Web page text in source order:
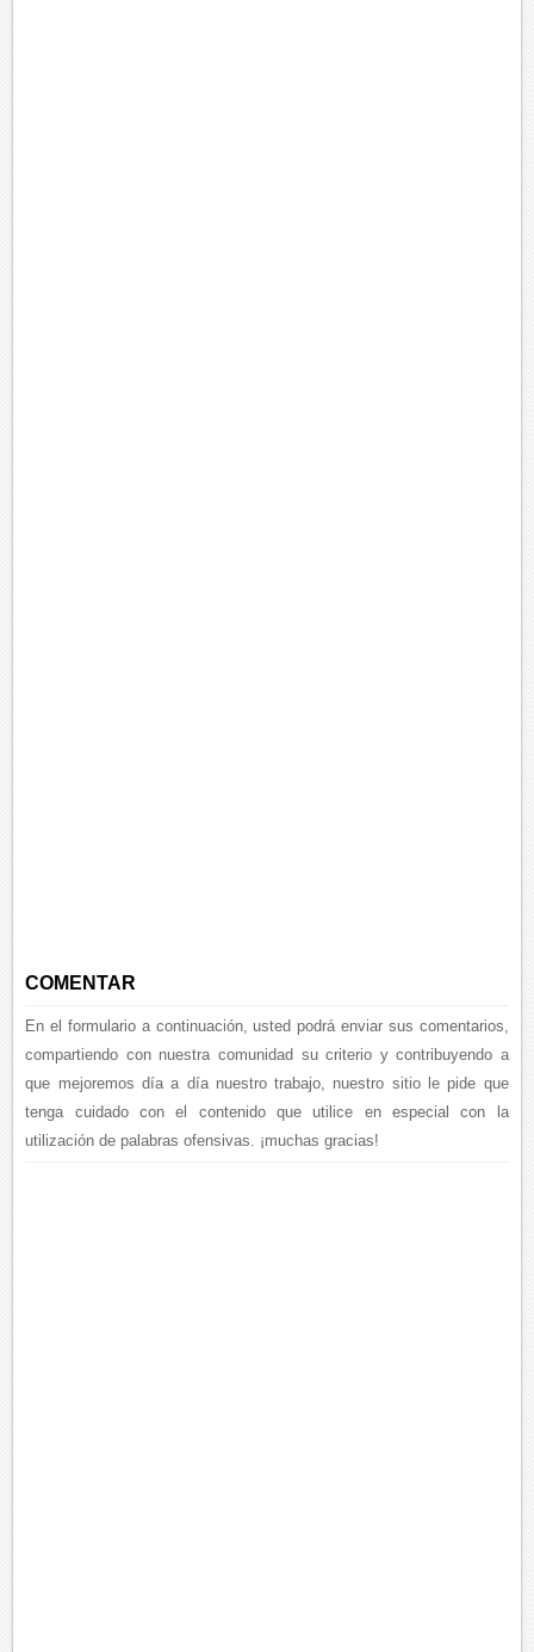
COMENTAR
En el formulario a continuación, usted podrá enviar sus comentarios,
compartiendo con nuestra comunidad su criterio y contribuyendo a
que mejoremos día a día nuestro trabajo, nuestro sitio le pide que
tenga cuidado con el contenido que utilice en especial con la
utilización de palabras ofensivas. ¡muchas gracias!